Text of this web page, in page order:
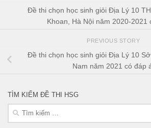
Đề thi chọn học sinh giỏi Địa Lý 10
Khoan, Hà Nội năm 2020-2021
PREVIOUS STORY
Đề thi chọn học sinh giỏi Địa Lý 10
Nam năm 2021 có đáp
TÌM KIẾM ĐỀ THI HSG
Tìm
kiếm